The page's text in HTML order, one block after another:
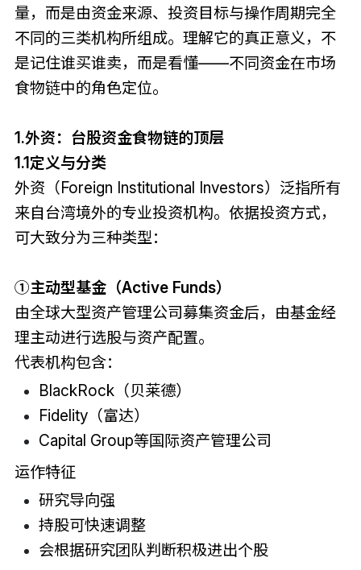
量，而是由资金来源、投资目标与操作周期完全
不同的三类机构所组成。理解它的真正意义，不
是记住谁买谁卖，而是看懂——不同资金在市场
食物链中的角色定位。
1.外资：台股资金食物链的顶层
1.1定义与分类
外资（Foreign Institutional Investors）泛指所有
来自台湾境外的专业投资机构。依据投资方式，
可大致分为三种类型：
①主动型基金（Active Funds）
由全球大型资产管理公司募集资金后，由基金经
理主动进行选股与资产配置。
代表机构包含：
BlackRock（贝莱德）
Fidelity（富达）
Capital Group等国际资产管理公司
运作特征
研究导向强
持股可快速调整
会根据研究团队判断积极进出个股